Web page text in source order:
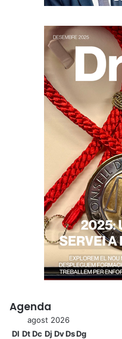
Agenda
agost 2026
Dl DtDc Dj DvDsDg